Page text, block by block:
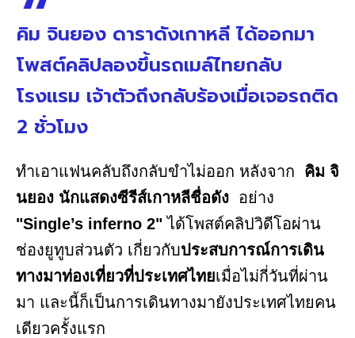
คิม จินยอง ดาราดังเกาหลี ได้ออกมา
โพสต์คลิปลองขึ้นรถเมล์ไทยกลับ
โรงแรม เจ้าตัวถึงกลับร้องเมื่อเจอรถติด
2 ชั่วโมง
ทำเอาแฟนคลับถึงกลับขำไม่ออก หลังจาก คิม จิ
นยอง นักแสดงซีรีส์เกาหลีชื่อดัง อย่าง
"Single’s inferno 2" ได้โพสต์คลิปวิดีโอผ่าน
ช่องยูทูบส่วนตัว เกี่ยวกับประสบการณ์การเดิน
ทางมาท่องเที่ยวที่ประเทศไทยเมื่อไม่กี่วันที่ผ่าน
มา และนี้ก็เป็นการเดินทางมายังประเทศไทยคน
เดียวครั้งแรก